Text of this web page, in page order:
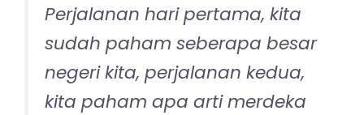
Perjalanan hari pertama, kita
sudah paham seberapa besar
negeri kita, perjalanan kedua,
kita paham apa arti merdeka